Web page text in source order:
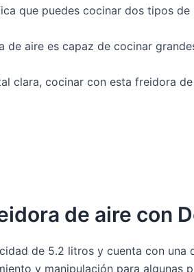
que puedes cocinar dos tipos
aire es capaz de cocinar
clara, cocinar con esta freidora
de aire con
de 5.2 litros y cuenta con una
y manipulación para algunas